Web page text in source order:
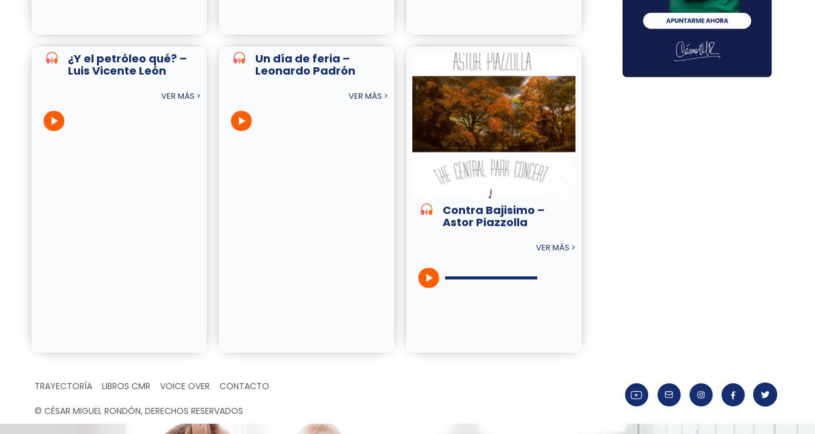
¿Y el petróleo qué? –
Luis Vicente León
VER MÁS >
Un día de feria –
Leonardo Padrón
VER MÁS >
Contra Bajisimo –
Astor Piazzolla
VER MÁS >
TRAYECTORÍA LIBROS CMR VOICE OVER CONTACTO
© CÉSAR MIGUEL RONDÓN, DERECHOS RESERVADOS